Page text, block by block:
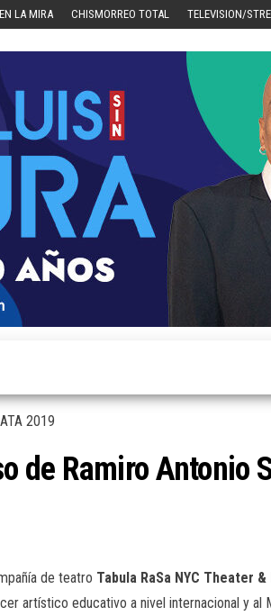
EN LA MIRA CHISMORREO TOTAL TELEVISION/
de Ramiro Antonio
de teatro Tabula RaSa NYC Theater
artístico educativo a nivel internacional y al